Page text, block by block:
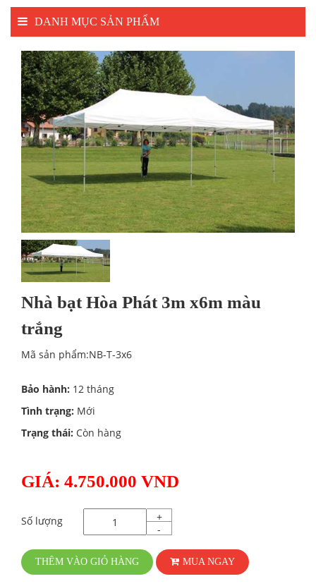
DANH MỤC SẢN PHẨM
Nhà bạt Hòa Phát 3m x6m màu
trắng
Mã sản phẩm:NB-T-3x6
Bảo hành: 12 tháng
Tình trạng: Mới
Trạng thái: Còn hàng
GIÁ: 4.750.000 VND
Số lượng
+
-
THÊM VÀO GIỎ HÀNG MUA NGAY